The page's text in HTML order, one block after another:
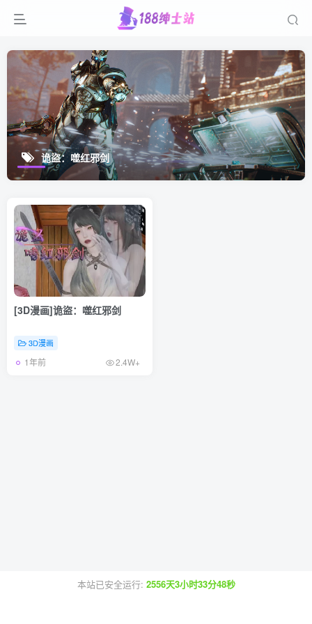
诡盜：噬红邪剑
[3D漫画]诡盜：噬红邪剑
3D漫画
1年前 2.4W+
本站已安全运行: 2556天3小时33分48秒